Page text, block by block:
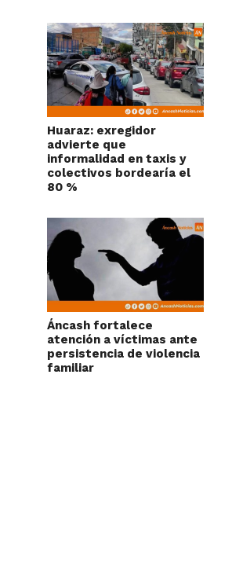
Huaraz: exregidor
advierte que
informalidad en taxis y
colectivos bordearía el
80 %
Áncash fortalece
atención a víctimas ante
persistencia de violencia
familiar